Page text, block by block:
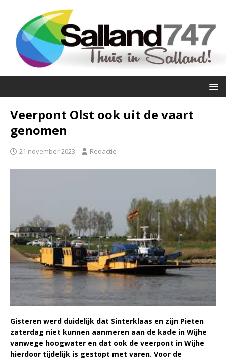
Veerpont Olst ook uit de vaart
genomen
21 november 2023 Redactie
Gisteren werd duidelijk dat Sinterklaas en zijn Pieten
zaterdag niet kunnen aanmeren aan de kade in Wijhe
vanwege hoogwater en dat ook de veerpont in Wijhe
hierdoor tijdelijk is gestopt met varen. Voor de